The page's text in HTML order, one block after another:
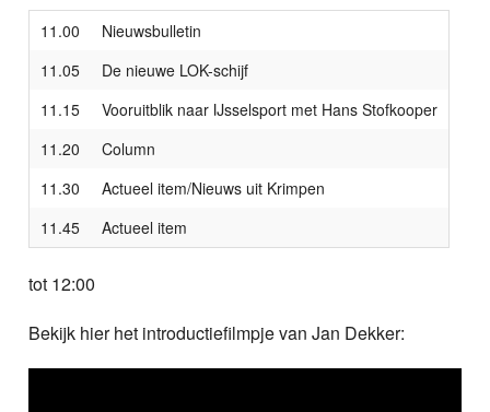
11.00
Nieuwsbulletin
11.05
De nieuwe LOK-schijf
11.15
Vooruitblik naar IJsselsport met Hans Stofkooper
11.20
Column
11.30
Actueel item/Nieuws uit Krimpen
11.45
Actueel item
tot 12:00
Bekijk hier het introductiefilmpje van Jan Dekker: